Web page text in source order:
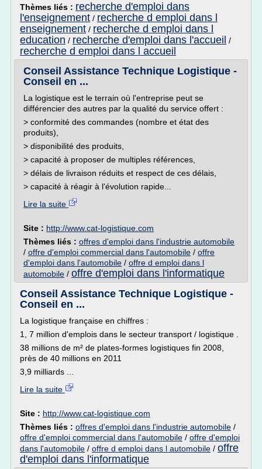
Thèmes liés : recherche d'emploi dans
l'enseignement / recherche d emploi dans l
enseignement / recherche d emploi dans l
education / recherche d'emploi dans l'accueil /
recherche d emploi dans l accueil
Conseil Assistance Technique Logistique -
Conseil en ...
La logistique est le terrain où l'entreprise peut se
différencier des autres par la qualité du service offert :
> conformité des commandes (nombre et état des
produits),
> disponibilité des produits,
> capacité à proposer de multiples références,
> délais de livraison réduits et respect de ces délais,
> capacité à réagir à l'évolution rapide...
Lire la suite
Site : http://www.cat-logistique.com
Thèmes liés : offres d'emploi dans l'industrie automobile
/ offre d'emploi commercial dans l'automobile / offre
d'emploi dans l'automobile / offre d emploi dans l
automobile / offre d'emploi dans l'informatique
Conseil Assistance Technique Logistique -
Conseil en ...
La logistique française en chiffres :
1, 7 million d'emplois dans le secteur transport / logistique .
38 millions de m² de plates-formes logistiques fin 2008,
près de 40 millions en 2011
3,9 milliards ...
Lire la suite
Site : http://www.cat-logistique.com
Thèmes liés : offres d'emploi dans l'industrie automobile /
offre d'emploi commercial dans l'automobile / offre d'emploi
dans l'automobile / offre d emploi dans l automobile / offre
d'emploi dans l'informatique